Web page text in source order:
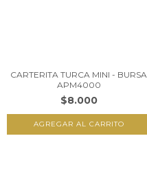
CARTERITA TURCA MINI - BURSA
APM4000
$8.000